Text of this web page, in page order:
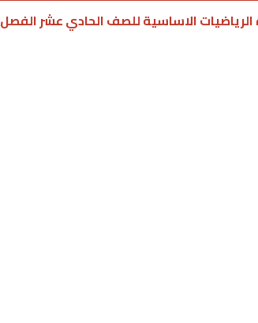
الرياضيات الاساسية للصف الحادي عشر الفصل